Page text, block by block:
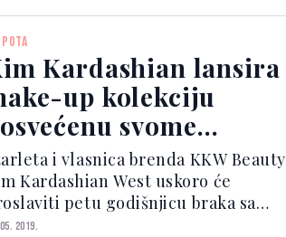
proizvodi u prodaju će biti pušteni
tačno sedam dana. Ip...
Kardashian lansira
up kolekciju
svome
i vlasnica brenda KKW Beauty
Kardashian West uskoro će
petu godišnjicu braka sa
suprugom, reperom Kanyeom.
2019.